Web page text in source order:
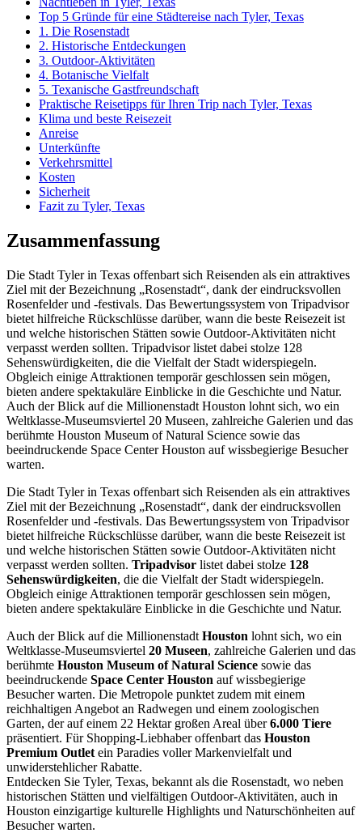
Top 5 Gründe für eine Städtereise nach Tyler, Texas
1. Die Rosenstadt
2. Historische Entdeckungen
3. Outdoor-Aktivitäten
4. Botanische Vielfalt
5. Texanische Gastfreundschaft
Praktische Reisetipps für Ihren Trip nach Tyler, Texas
Klima und beste Reisezeit
Anreise
Unterkünfte
Verkehrsmittel
Kosten
Sicherheit
Fazit zu Tyler, Texas
Zusammenfassung
Die Stadt Tyler in Texas offenbart sich Reisenden als ein attraktives
Ziel mit der Bezeichnung „Rosenstadt“, dank der eindrucksvollen
Rosenfelder und -festivals. Das Bewertungssystem von Tripadvisor
bietet hilfreiche Rückschlüsse darüber, wann die beste Reisezeit ist
und welche historischen Stätten sowie Outdoor-Aktivitäten nicht
verpasst werden sollten. Tripadvisor listet dabei stolze 128
Sehenswürdigkeiten, die die Vielfalt der Stadt widerspiegeln.
Obgleich einige Attraktionen temporär geschlossen sein mögen,
bieten andere spektakuläre Einblicke in die Geschichte und Natur.
Auch der Blick auf die Millionenstadt Houston lohnt sich, wo ein
Weltklasse-Museumsviertel 20 Museen, zahlreiche Galerien und das
berühmte Houston Museum of Natural Science sowie das
beeindruckende Space Center Houston auf wissbegierige Besucher
warten.
Die Stadt Tyler in Texas offenbart sich Reisenden als ein attraktives
Ziel mit der Bezeichnung „Rosenstadt“, dank der eindrucksvollen
Rosenfelder und -festivals. Das Bewertungssystem von Tripadvisor
bietet hilfreiche Rückschlüsse darüber, wann die beste Reisezeit ist
und welche historischen Stätten sowie Outdoor-Aktivitäten nicht
verpasst werden sollten. Tripadvisor listet dabei stolze 128
Sehenswürdigkeiten, die die Vielfalt der Stadt widerspiegeln.
Obgleich einige Attraktionen temporär geschlossen sein mögen,
bieten andere spektakuläre Einblicke in die Geschichte und Natur.
Auch der Blick auf die Millionenstadt Houston lohnt sich, wo ein
Weltklasse-Museumsviertel 20 Museen, zahlreiche Galerien und das
berühmte Houston Museum of Natural Science sowie das
beeindruckende Space Center Houston auf wissbegierige
Besucher warten. Die Metropole punktet zudem mit einem
reichhaltigen Angebot an Radwegen und einem zoologischen
Garten, der auf einem 22 Hektar großen Areal über6.000 Tiere
präsentiert. Für Shopping-Liebhaber offenbart das Houston
Premium Outlet ein Paradies voller Markenvielfalt und
unwiderstehlicher Rabatte.
Entdecken Sie Tyler, Texas, bekannt als die Rosenstadt, wo neben
historischen Stätten und vielfältigen Outdoor-Aktivitäten, auch in
Houston einzigartige kulturelle Highlights und Naturschönheiten auf
Besucher warten.